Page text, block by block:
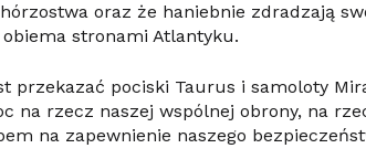
oraz że haniebnie zdradzają
stronami Atlantyku.
przekazać pociski Taurus i samoloty
na rzecz naszej wspólnej obrony, na
na zapewnienie naszego